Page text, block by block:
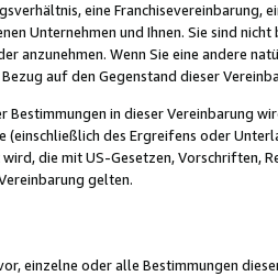
eine Franchisevereinbarung,
Unternehmen und Ihnen. Sie sind
anzunehmen. Wenn Sie eine andere
auf den Gegenstand dieser
Bestimmungen in dieser Vereinbarung
(einschließlich des Ergreifens oder
die mit US-Gesetzen, Vorschriften,
gelten.
einzelne oder alle Bestimmungen